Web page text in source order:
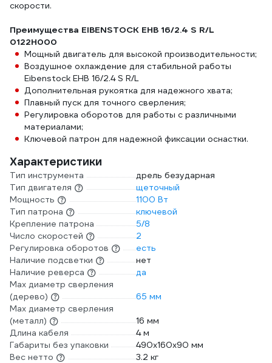
скорости.
Преимущества EIBENSTOCK EHB 16/2.4 S R/L
0122H000
Мощный двигатель для высокой производительности;
Воздушное охлаждение для стабильной работы
Eibenstock EHB 16/2.4 S R/L
Дополнительная рукоятка для надежного хвата;
Плавный пуск для точного сверления;
Регулировка оборотов для работы с различными
материалами;
Ключевой патрон для надежной фиксации оснастки.
Характеристики
Тип инструмента
дрель безударная
Тип двигателя
щеточный
Мощность
1100 Вт
Тип патрона
ключевой
Крепление патрона
5/8
Число скоростей
2
Регулировка оборотов
есть
Наличие подсветки
нет
Наличие реверса
да
Мах диаметр сверления
(дерево)
65 мм
Max диаметр сверления
(металл)
16 мм
Длина кабеля
4 м
Габариты без упаковки
490х160х90 мм
Вес нетто
3.2 кг